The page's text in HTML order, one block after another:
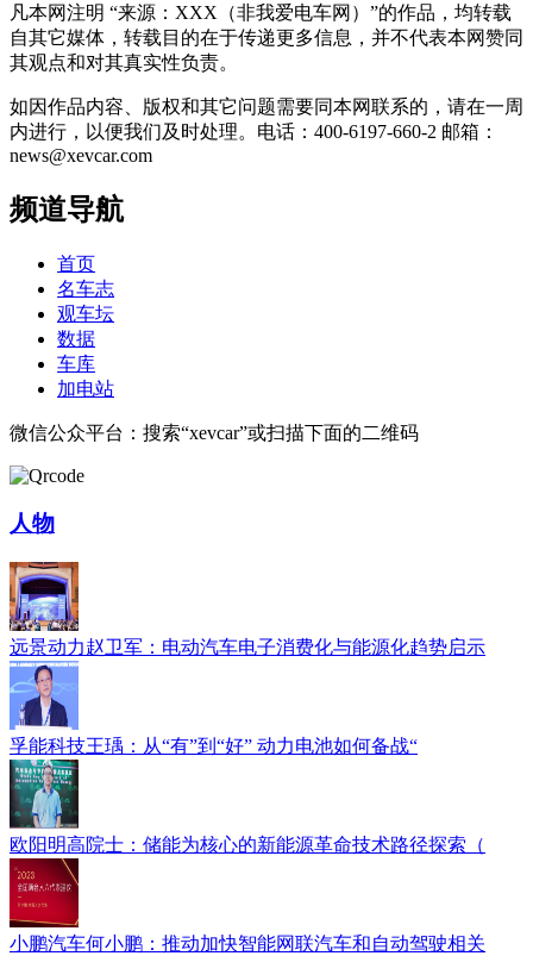
凡本网注明 “来源：XXX（非我爱电车网）”的作品，均转载
自其它媒体，转载目的在于传递更多信息，并不代表本网赞同
其观点和对其真实性负责。
如因作品内容、版权和其它问题需要同本网联系的，请在一周
内进行，以便我们及时处理。电话：400-6197-660-2 邮箱：
news@xevcar.com
频道导航
首页
名车志
观车坛
数据
车库
加电站
微信公众平台：搜索“xevcar”或扫描下面的二维码
人物
远景动力赵卫军：电动汽车电子消费化与能源化趋势启示
孚能科技王瑀：从“有”到“好” 动力电池如何备战“
欧阳明高院士：储能为核心的新能源革命技术路径探索（
小鹏汽车何小鹏：推动加快智能网联汽车和自动驾驶相关